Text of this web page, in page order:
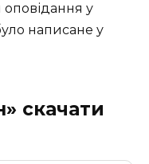
оповідання у
написане у
скачати